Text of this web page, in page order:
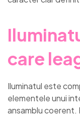
care
Iluminatul este
elementele unui
ansamblu coerent.